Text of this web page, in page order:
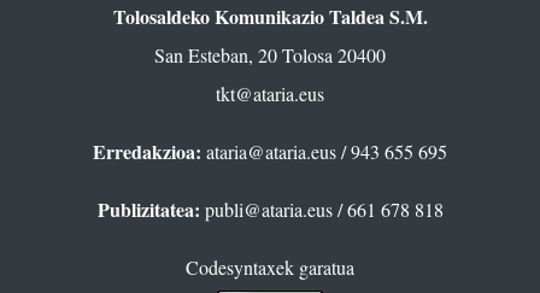
Tolosaldeko Komunikazio Taldea S.M.
San Esteban, 20 Tolosa 20400
tkt@ataria.eus
Erredakzioa: ataria@ataria.eus/ 943 655 695
Publizitatea: publi@ataria.eus/ 661 678 818
Codesyntaxek garatua